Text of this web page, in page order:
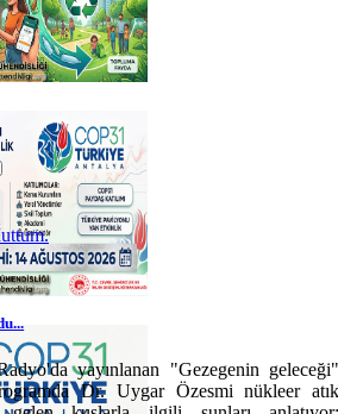
yayınlanan "Gezegenin
Dr. Uygar Özesmi nükleer